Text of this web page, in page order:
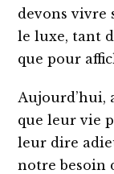
devons vivre
le luxe, tant
que pour
Aujourd’hui,
que leur vie
leur dire
notre besoin